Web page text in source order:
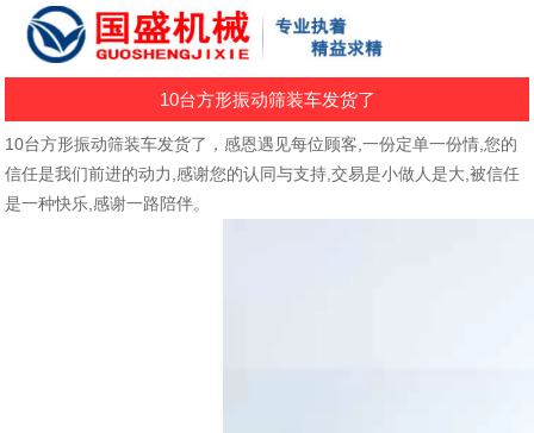
10台方形振动筛装车发货了
10台方形振动筛装车发货了，感恩遇见每位顾客,一份定单一份情,您的
信任是我们前进的动力,感谢您的认同与支持,交易是小做人是大,被信任
是一种快乐,感谢一路陪伴。